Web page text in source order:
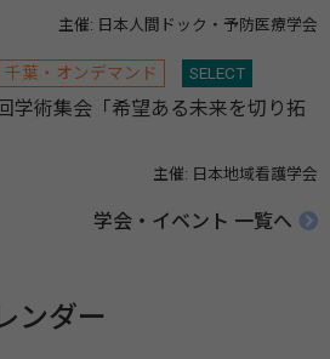
主催: 日本人間ドック・予防医療学会
千葉・オンデマンド SELECT
学術集会「希望ある未来を切り拓
主催: 日本地域看護学会
学会・イベント 一覧へ
ンダー